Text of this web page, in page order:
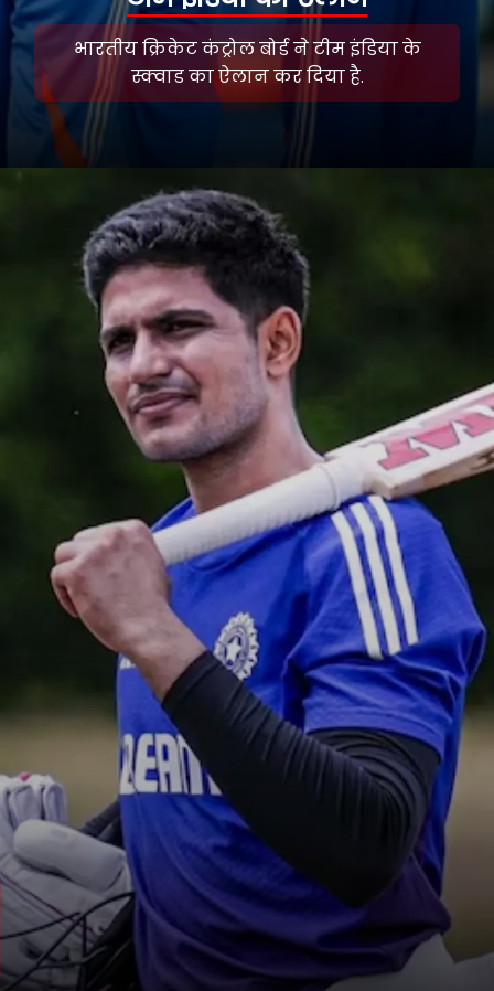
शुभमन गिल कप्तान
ऑस्ट्रेलिया के खिलाफ वनडे सीरीज में रोहित शर्मा
की जगह शुभमन गिल को टीम का नया कप्तान
बनाया गया है.